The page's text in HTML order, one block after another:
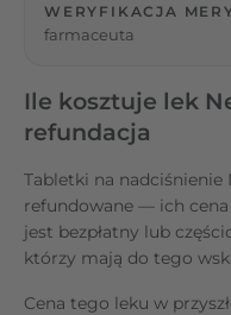
WERYFIKACJA
farmaceuta
Ile kosztuje lek
refundacja
Tabletki na nadciśnienie
refundowane — ich cena
jest bezpłatny lub
którzy mają do tego
Cena tego leku w